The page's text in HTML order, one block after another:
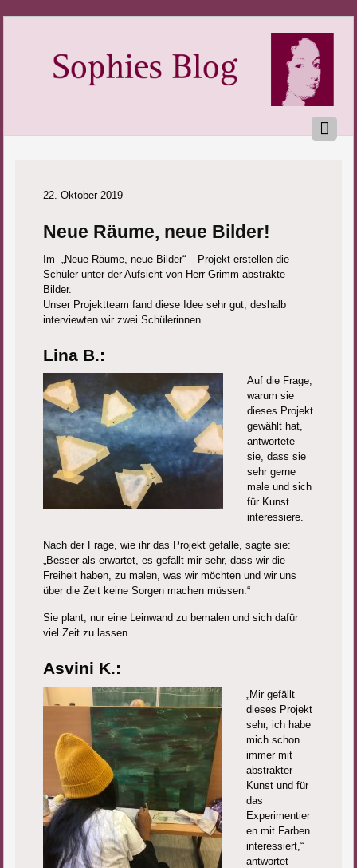
22. Oktober 2019
Neue Räume, neue Bilder!
Im „Neue Räume, neue Bilder“ – Projekt erstellen die
Schüler unter der Aufsicht von Herr Grimm abstrakte
Bilder.
Unser Projektteam fand diese Idee sehr gut, deshalb
interviewten wir zwei Schülerinnen.
Lina B.:
Auf die Frage,
warum sie
dieses Projekt
gewählt hat,
antwortete
sie, dass sie
sehr gerne
male und sich
für Kunst
interessiere.
Nach der Frage, wie ihr das Projekt gefalle, sagte sie:
„Besser als erwartet, es gefällt mir sehr, dass wir die
Freiheit haben, zu malen, was wir möchten und wir uns
über die Zeit keine Sorgen machen müssen.“
Sie plant, nur eine Leinwand zu bemalen und sich dafür
viel Zeit zu lassen.
Asvini K.:
„Mir gefällt
dieses Projekt
sehr, ich habe
mich schon
immer mit
abstrakter
Kunst und für
das
Experimentier
en mit Farben
interessiert,“
antwortet